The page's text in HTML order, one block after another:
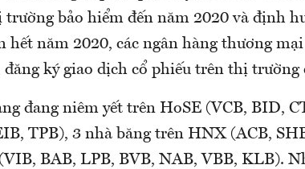
bảo hiểm đến năm 2020 và định
hết năm 2020, các ngân hàng thương
ký giao dịch cổ phiếu trên thị trường
đang niêm yết trên HoSE (VCB, BID,
TPB), 3 nhà băng trên HNX (ACB,
BAB, LPB, BVB, NAB, VBB, KLB).